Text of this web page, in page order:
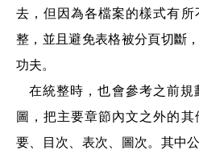
去，但因為各檔案的樣式有
整，並且避免表格被分頁切斷
功夫。
在統整時，也會參考之前
圖，把主要章節內文之外的
要、目次、表次、圖次。其中